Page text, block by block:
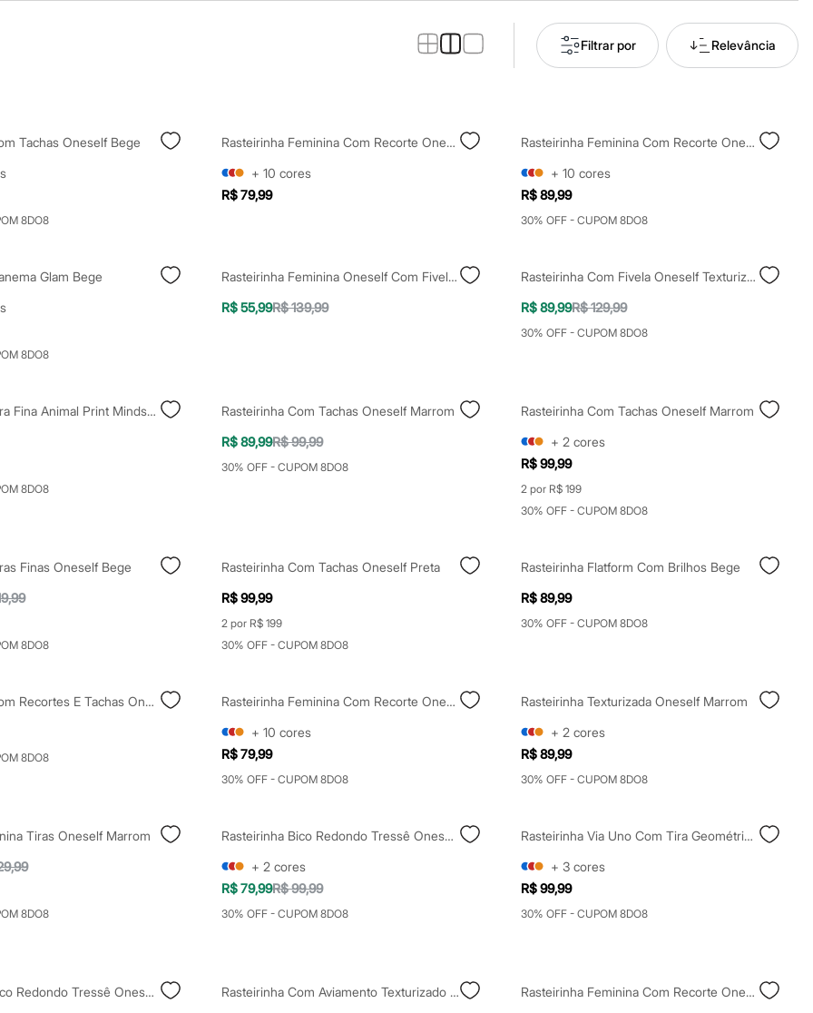
Filtrar por Relevância
Tachas Oneself Bege
8DO8
Rasteirinha Feminina Com Recorte Oneself Bege
+ 10 cores
R$ 79,99
Rasteirinha Feminina Com Recorte Oneself Bege
+ 10 cores
R$ 89,99
30% OFF - CUPOM 8DO8
Glam Bege
8DO8
Rasteirinha Feminina Oneself Com Fivelas E Pelo Rosê
R$ 55,99R$ 139,99
Rasteirinha Com Fivela Oneself Texturizada Bege
R$ 89,99R$ 129,99
30% OFF - CUPOM 8DO8
Rasteirinha Tira Fina Animal Print Mindset Colorida
8DO8
Rasteirinha Com Tachas Oneself Marrom
R$ 89,99R$ 99,99
30% OFF - CUPOM 8DO8
Rasteirinha Com Tachas Oneself Marrom
+ 2 cores
R$ 99,99
2 por R$ 199
30% OFF - CUPOM 8DO8
Finas Oneself Bege
8DO8
Rasteirinha Com Tachas Oneself Preta
R$ 99,99
2 por R$ 199
30% OFF - CUPOM 8DO8
Rasteirinha Flatform Com Brilhos Bege
R$ 89,99
30% OFF - CUPOM 8DO8
Rasteirinha Com Recortes E Tachas Oneself Off White
8DO8
Rasteirinha Feminina Com Recorte Oneself Marrom
+ 10 cores
R$ 79,99
30% OFF - CUPOM 8DO8
Rasteirinha Texturizada Oneself Marrom
+ 2 cores
R$ 89,99
30% OFF - CUPOM 8DO8
Tiras Oneself Marrom
8DO8
Rasteirinha Bico Redondo Tressê Oneself Colorida
+ 2 cores
R$ 79,99R$ 99,99
30% OFF - CUPOM 8DO8
Rasteirinha Via Uno Com Tira Geométrica Off White
+ 3 cores
R$ 99,99
30% OFF - CUPOM 8DO8
Rasteirinha Bico Redondo Tressê Oneself Marrom
Rasteirinha Com Aviamento Texturizado Oneself Marrom
Rasteirinha Feminina Com Recorte Oneself Preta